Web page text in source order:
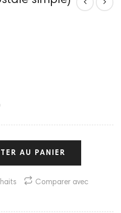
AU PANIER
Comparer avec